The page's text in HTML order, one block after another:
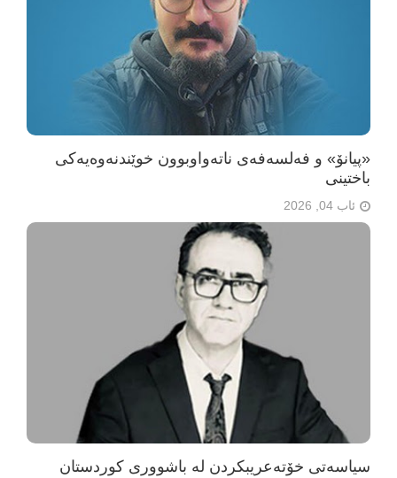
«پیانۆ» و فەلسەفەی ناتەواوبوون خوێندنەوەیەکی
باختینی
ئاب 04, 2026
سیاسەتی خۆتەعریبکردن لە باشووری کوردستان